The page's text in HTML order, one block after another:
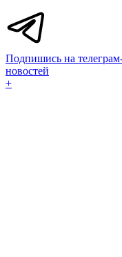
Подпишись на
новостей
+